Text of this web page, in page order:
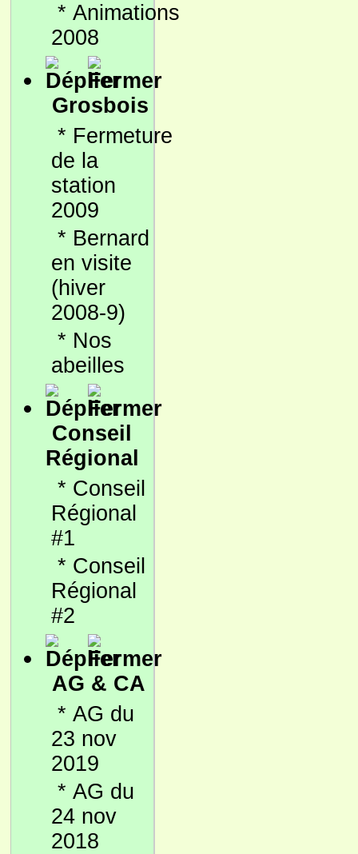
* Animations
2008
Grosbois
* Fermeture
de la
station
2009
* Bernard
en visite
(hiver
2008-9)
* Nos
abeilles
Conseil
Régional
* Conseil
Régional
#1
* Conseil
Régional
#2
AG & CA
* AG du
23 nov
2019
* AG du
24 nov
2018